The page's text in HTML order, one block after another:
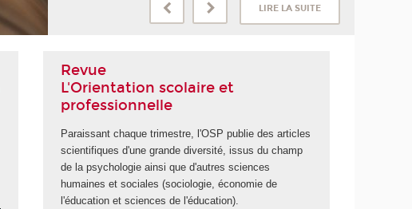
LIRE LA SUITE
Revue
L'Orientation scolaire et
professionnelle
Paraissant chaque trimestre, l'OSP publie des articles
scientifiques d'une grande diversité, issus du champ
de la psychologie ainsi que d'autres sciences
humaines et sociales (sociologie, économie de
l'éducation et sciences de l'éducation).